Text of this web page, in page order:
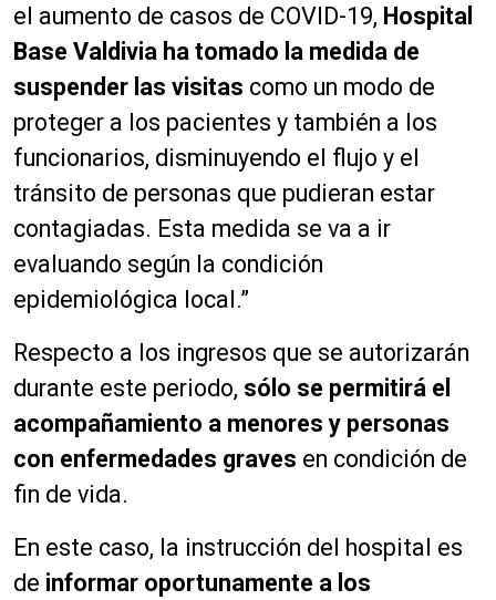
el aumento de casos de COVID-19, Hospital
Base Valdivia ha tomado la medida de
suspender las visitas como un modo de
proteger a los pacientes y también a los
funcionarios, disminuyendo el flujo y el
tránsito de personas que pudieran estar
contagiadas. Esta medida se va a ir
evaluando según la condición
epidemiológica local.”
Respecto a los ingresos que se autorizarán
durante este periodo, sólo se permitirá el
acompañamiento a menores y personas
con enfermedades graves en condición de
fin de vida.
En este caso, la instrucción del hospital es
de informar oportunamente a los